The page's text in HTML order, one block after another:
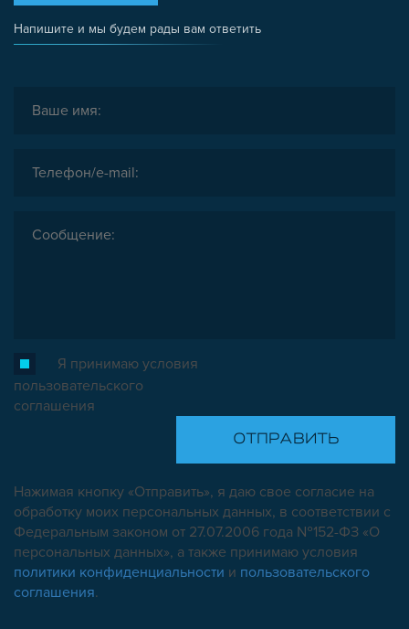
Напишите и мы будем рады вам ответить
Я принимаю условия
пользовательского
соглашения
Нажимая кнопку «Отправить», я даю свое согласие на
обработку моих персональных данных, в соответствии с
Федеральным законом от 27.07.2006 года №152-ФЗ «О
персональных данных», а также принимаю условия
политики конфиденциальности и пользовательского
соглашения.